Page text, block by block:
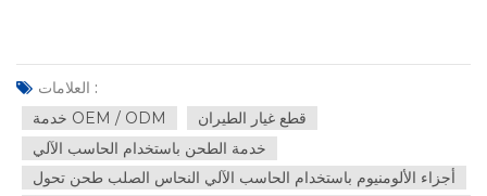
العلامات :
خدمة OEM / ODM
قطع غيار الطيران
خدمة الطحن باستخدام الحاسب الآلي
أجزاء الألومنيوم باستخدام الحاسب الآلي النحاس الصلب طحن تحول